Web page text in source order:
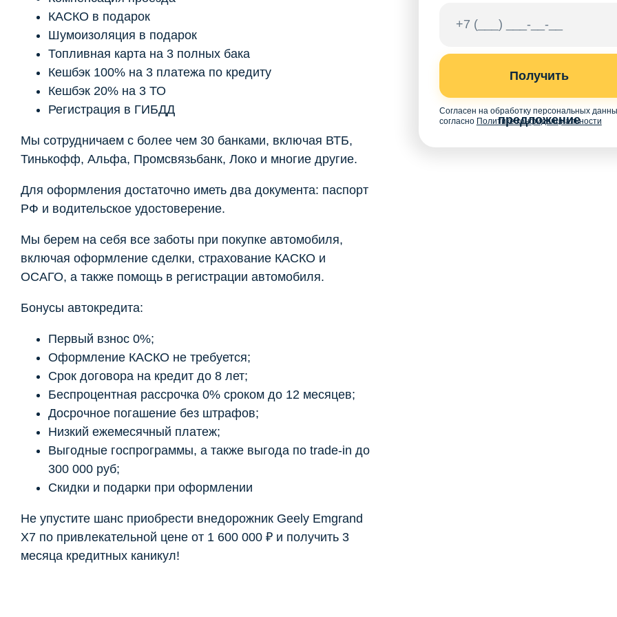
КАСКО в подарок
Шумоизоляция в подарок
Топливная карта на 3 полных бака
Кешбэк 100% на 3 платежа по кредиту
Кешбэк 20% на 3 ТО
Регистрация в ГИБДД
Мы сотрудничаем с более чем 30 банками, включая ВТБ,
Тинькофф, Альфа, Промсвязьбанк, Локо и многие другие.
Для оформления достаточно иметь два документа: паспорт
РФ и водительское удостоверение.
Мы берем на себя все заботы при покупке автомобиля,
включая оформление сделки, страхование КАСКО и
ОСАГО, а также помощь в регистрации автомобиля.
Бонусы автокредита:
Первый взнос 0%;
Оформление КАСКО не требуется;
Срок договора на кредит до 8 лет;
Беспроцентная рассрочка 0% сроком до 12 месяцев;
Досрочное погашение без штрафов;
Низкий ежемесячный платеж;
Выгодные госпрограммы, а также выгода по trade-in до
300 000 руб;
Скидки и подарки при оформлении
Не упустите шанс приобрести внедорожник Geely Emgrand
X7 по привлекательной цене от 1 600 000 ₽ и получить 3
месяца кредитных каникул!
Получить
предложение
Согласен на обработку персональных
согласно Политике конфиденциальности